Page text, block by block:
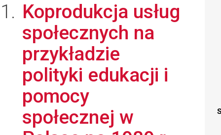
Koprodukcja usług
społecznych na
przykładzie
polityki edukacji i
pomocy
społecznej w